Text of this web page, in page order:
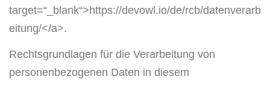
target=“_blank“>https://devowl.io/de/rcb/datenverarb
eitung/</a>.
Rechtsgrundlagen für die Verarbeitung von
personenbezogenen Daten in diesem